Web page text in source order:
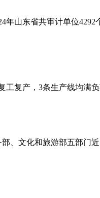
山东省共审计单位4292
复产，3条生产线均满
、文化和旅游部五部门